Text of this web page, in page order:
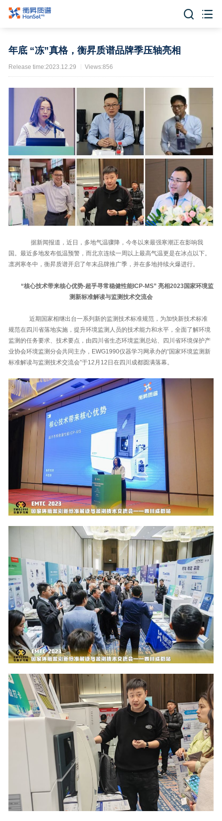
 
年底 “冻”真格，衡昇质谱品牌季压轴亮相
Release time:2023.12.29 Views:856
据新闻报道，近日，多地气温骤降，今冬以来最强寒潮正在影响我
国。最近多地发布低温预警，而北京连续一周以上最高气温更是在冰点以下。
凛冽寒冬中，衡昇质谱开启了年末品牌推广季，并在多地持续火爆进行。
“核心技术带来核心优势-超乎寻常稳健性能ICP-MS” 亮相2023国家环境监
测新标准解读与监测技术交流会
近期国家相继出台一系列新的监测技术标准规范，为加快新技术标准
规范在四川省落地实施，提升环境监测人员的技术能力和水平，全面了解环境
监测的任务要求、技术要点，由四川省生态环境监测总站、四川省环境保护产
业协会环境监测分会共同主办，EWG1990仪器学习网承办的“国家环境监测新
标准解读与监测技术交流会”于12月12日在四川成都圆满落幕。